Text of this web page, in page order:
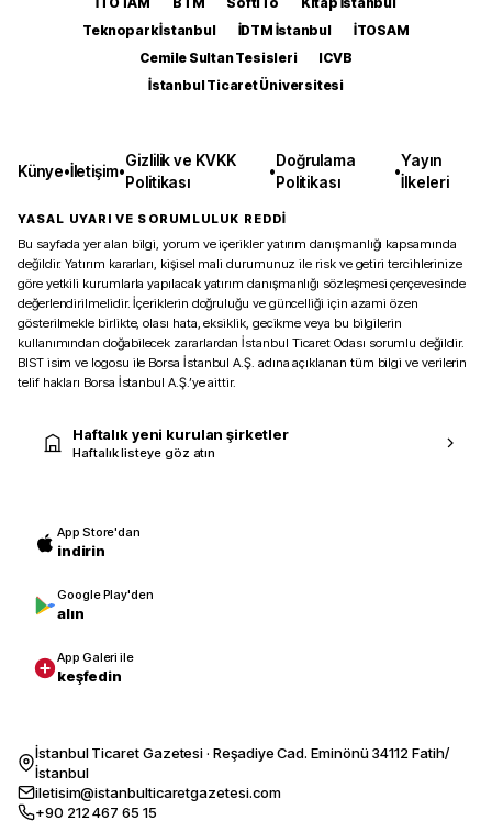
Teknopark İstanbul
İDTM İstanbul
İTOSAM
Cemile Sultan Tesisleri
ICVB
İstanbul Ticaret Üniversitesi
Künye•İletişim•
Gizlilik ve KVKK
Politikası
•
Doğrulama
Politikası
•
Yayın
İlkeleri
YASAL UYARI VE SORUMLULUK REDDİ
Bu sayfada yer alan bilgi, yorum ve içerikler yatırım danışmanlığı kapsamında
değildir. Yatırım kararları, kişisel mali durumunuz ile risk ve getiri tercihlerinize
göre yetkili kurumlarla yapılacak yatırım danışmanlığı sözleşmesi çerçevesinde
değerlendirilmelidir. İçeriklerin doğruluğu ve güncelliği için azami özen
gösterilmekle birlikte, olası hata, eksiklik, gecikme veya bu bilgilerin
kullanımından doğabilecek zararlardan İstanbul Ticaret Odası sorumlu değildir.
BIST isim ve logosu ile Borsa İstanbul A.Ş. adına açıklanan tüm bilgi ve verilerin
telif hakları Borsa İstanbul A.Ş.’ye aittir.
Haftalık yeni kurulan şirketler
Haftalık listeye göz atın
App Store'dan
indirin
Google Play'den
alın
App Galeri ile
keşfedin
İstanbul Ticaret Gazetesi · Reşadiye Cad. Eminönü 34112 Fatih/
İstanbul
iletisim@istanbulticaretgazetesi.com
+90 212 467 65 15